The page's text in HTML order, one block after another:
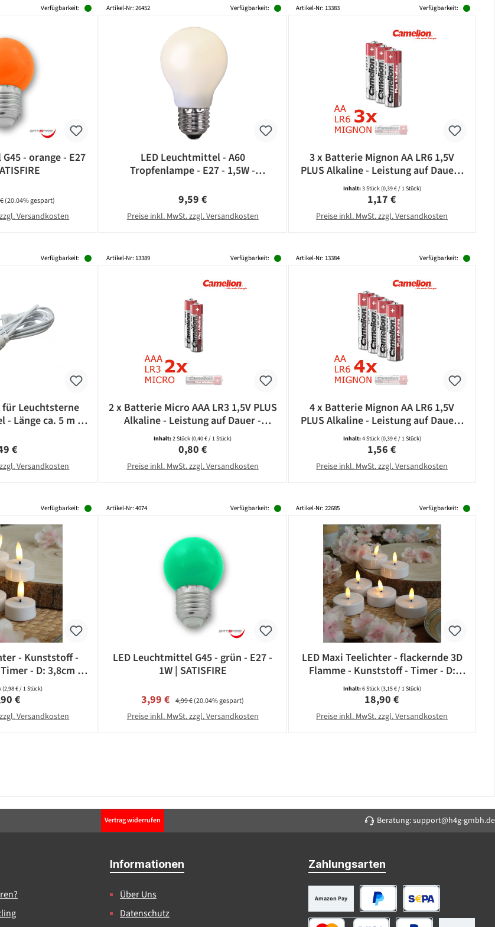
Verfügbarkeit:
- orange - E27
Preis:
(20.04% gespart)
Versandkosten
Artikel-Nr: 26452 Verfügbarkeit:
LED Leuchtmittel - A60
Tropfenlampe - E27 - 1,5W -
schlagfestes Polycarbonat
Regulärer Preis:
9,59 €
Preise inkl. MwSt. zzgl. Versandkosten
Artikel-Nr: 13383 Verfügbarkeit:
3 x Batterie Mignon AA LR6 1,5V
PLUS Alkaline - Leistung auf Dauer -
CAMELION
Inhalt:3 Stück(0,39 € / 1 Stück)
Regulärer Preis:
1,17 €
Preise inkl. MwSt. zzgl. Versandkosten
Verfügbarkeit:
für Leuchtsterne
- Länge ca. 5 m -
Preis:
€
Versandkosten
Artikel-Nr: 13389 Verfügbarkeit:
2 x Batterie Micro AAA LR3 1,5V PLUS
Alkaline - Leistung auf Dauer -
CAMELION
Inhalt:2 Stück(0,40 € / 1 Stück)
Regulärer Preis:
0,80 €
Preise inkl. MwSt. zzgl. Versandkosten
Artikel-Nr: 13384 Verfügbarkeit:
4 x Batterie Mignon AA LR6 1,5V
PLUS Alkaline - Leistung auf Dauer -
CAMELION
Inhalt:4 Stück(0,39 € / 1 Stück)
Regulärer Preis:
1,56 €
Preise inkl. MwSt. zzgl. Versandkosten
Verfügbarkeit:
- Kunststoff -
- D: 3,8cm -
Stück
(2,98 € / 1 Stück)
Preis:
€
Versandkosten
Artikel-Nr: 4074 Verfügbarkeit:
LED Leuchtmittel G45 - grün - E27 -
1W | SATISFIRE
Verkaufspreis:
3,99 € Regulärer Preis:
4,99 €(20.04% gespart)
Preise inkl. MwSt. zzgl. Versandkosten
Artikel-Nr: 22685 Verfügbarkeit:
LED Maxi Teelichter - flackernde 3D
Flamme - Kunststoff - Timer - D:
5,8cm - weiß - 6er Set
Inhalt:6 Stück(3,15 € / 1 Stück)
Regulärer Preis:
18,90 €
Preise inkl. MwSt. zzgl. Versandkosten
Vertrag widerrufen Beratung: support@h4g-gmbh.de
Informationen
Über Uns
Datenschutz
Zahlungsarten
Amazon Pay
PayPal SEPA Lastschrift